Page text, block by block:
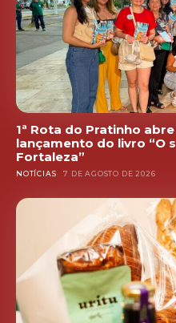
1ª Rota do Pratinho
lançamento do livro “O
Fortaleza”
NOTÍCIAS 7 DE AGOSTO DE 2026